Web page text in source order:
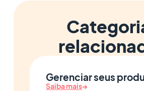
Gerenciar seus
Saiba mais→